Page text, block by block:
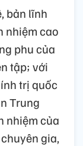
bản lĩnh
nhiệm cao
phu của
tập; với
trị quốc
Trung
nhiệm của
gia,